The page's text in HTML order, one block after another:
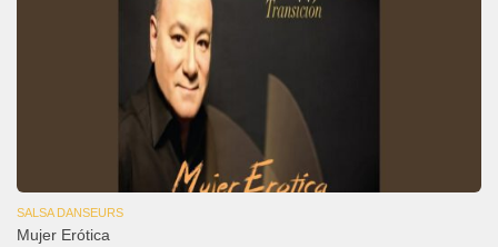
SALSA DANSEURS
Mujer Erótica